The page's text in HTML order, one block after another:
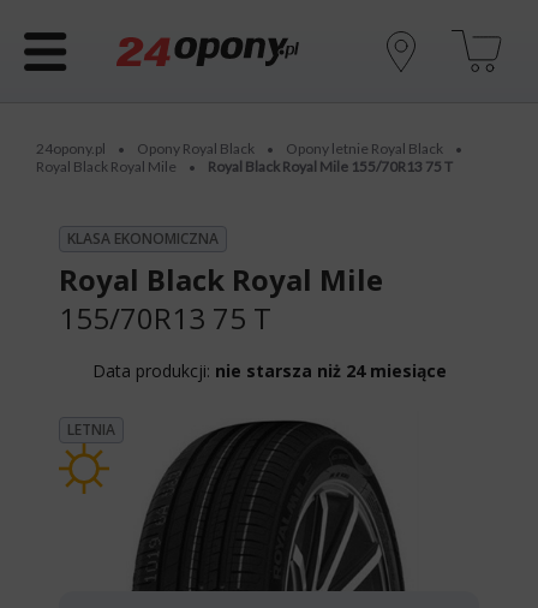
24opony.pl • Opony Royal Black • Opony letnie Royal Black •
Royal Black Royal Mile • Royal Black Royal Mile 155/70R13 75 T
KLASA EKONOMICZNA
Royal Black Royal Mile
155/70R13 75 T
Data produkcji: nie starsza niż 24 miesiące
LETNIA